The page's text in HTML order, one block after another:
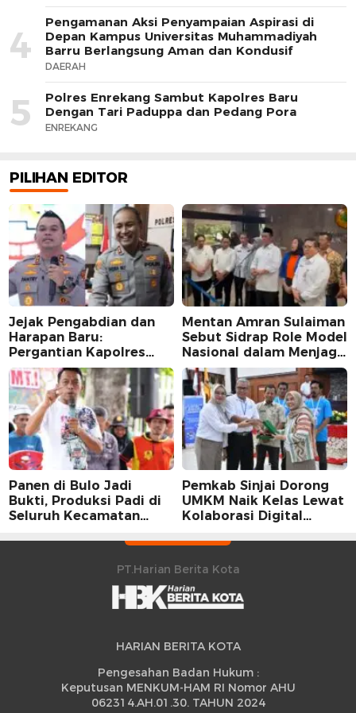
4
Pengamanan Aksi Penyampaian Aspirasi di
Depan Kampus Universitas Muhammadiyah
Barru Berlangsung Aman dan Kondusif
DAERAH
5
Polres Enrekang Sambut Kapolres Baru
Dengan Tari Paduppa dan Pedang Pora
ENREKANG
PILIHAN EDITOR
Jejak Pengabdian dan
Harapan Baru:
Pergantian Kapolres
Sidrap dalam Perspektif
Karier Dua Perwira
Mentan Amran Sulaiman
Sebut Sidrap Role Model
Nasional dalam Menjaga
Stabilitas Harga Telur
Panen di Bulo Jadi
Bukti, Produksi Padi di
Seluruh Kecamatan
Peningkatan
Pemkab Sinjai Dorong
UMKM Naik Kelas Lewat
Kolaborasi Digital
PT.Harian Berita Kota
HARIAN BERITA KOTA
Pengesahan Badan Hukum :
Keputusan MENKUM-HAM RI Nomor AHU
062314.AH.01.30. TAHUN 2024